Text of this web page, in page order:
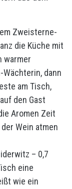
Zweisterne-
die Küche mit
warmer
dann
am Tisch,
den Gast
Aromen Zeit
Wein atmen
– 0,7
eine
wie ein